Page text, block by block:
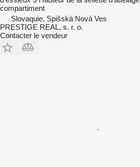
compartiment
Slovaquie, Spišská Nová Ves
PRESTIGE REAL, s. r. o.
Contacter le vendeur